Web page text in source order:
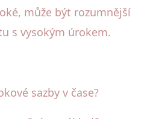
může být rozumnější
s vysokým úrokem.
sazby v čase?